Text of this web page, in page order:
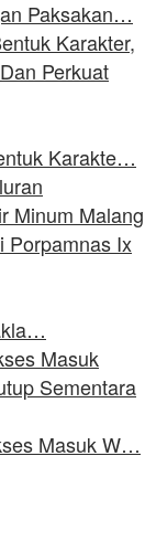
Paksakan…
Karakte…
Masuk W…